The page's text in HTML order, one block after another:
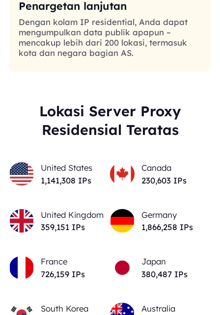
Penargetan lanjutan
Dengan kolam IP residential, Anda dapat
mengumpulkan data publik apapun –
mencakup lebih dari 200 lokasi, termasuk
kota dan negara bagian AS.
Lokasi Server Proxy
Residensial Teratas
United States
1,141,308 IPs
Canada
230,603 IPs
United Kingdom
359,151 IPs
Germany
1,866,258 IPs
France
726,159 IPs
Japan
380,487 IPs
South Korea
Australia